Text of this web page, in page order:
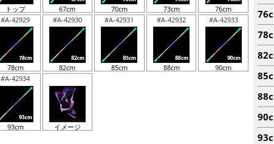
トップ 67cm 70cm 73cm
76cm
#A-42929
78cm
#A-42930
82cm
#A-42931
85cm
#A-42932
88cm
#A-42933
90cm
#A-42934
93cm イメージ